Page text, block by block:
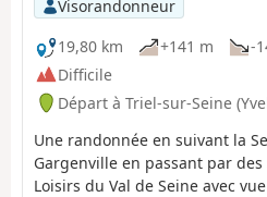
Visorandonneur
19,80 km
+141 m -
Difficile
Départ à Triel-sur-Seine
Une randonnée en suivant la
Gargenville en passant par
Loisirs du Val de Seine avec